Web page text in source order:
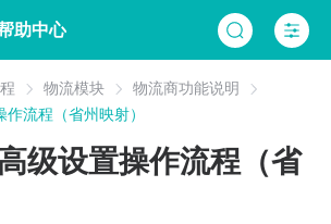
助中心
物流模块
物流商功能说明
流程（省州映射）
级设置操作流程（省